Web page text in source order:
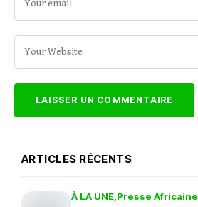
ARTICLES RÉCENTS
À LA UNE Presse Africaine